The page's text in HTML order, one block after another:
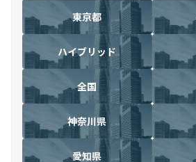
東京都
ハイブリッド
全国
神奈川県
愛知県